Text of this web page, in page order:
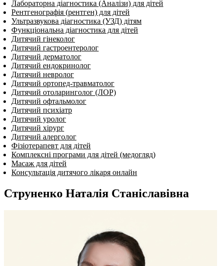
Лабораторна діагностика (Аналізи) для дітей
Рентгенографія (рентген) для дітей
Ультразвукова діагностика (УЗД) дітям
Функціональна діагностика для дітей
Дитячий гінеколог
Дитячий гастроентеролог
Дитячий дерматолог
Дитячий ендокринолог
Дитячий нев­ро­лог
Дитячий ортопед-травматолог
Дитячий отоларинголог (ЛОР)
Дитячий офтальмолог
Дитячий психіатр
Дитячий уролог
Дитячий хірург
Дитячий алерголог
Фізіотерапевт для дітей
Комплексні програми для дітей (медогляд)
Масаж для дітей
Консультація дитячого лікаря онлайн
Струненко Наталія Станіславівна